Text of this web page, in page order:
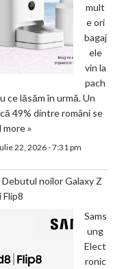
mult
e ori
bagaj
ele
vin la
pach
ce lăsăm în urmă. Un
49% dintre români se
more »
22, 2026 - 7:31 pm
noilor Galaxy Z
Flip8
Sams
ung
Elect
ronic